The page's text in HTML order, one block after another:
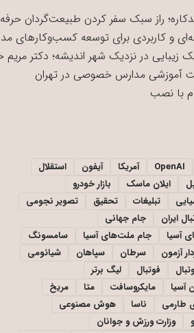
راز سبک سفر کردن طبیعت‌گردان
و کاربردی برای توسعه کسب‌وکارهای
زیبایی در نزدیک شهر اندیشه؛ دکتر مریم
آموزشی مدارس خصوصی در تهران
با نصب
OpenAI آمریکا آیفون
استقلال
ایلان ماسک
بازار خودرو
تبلیغات تحقیق
تصویر نجومی
ایران
جام جهانی
آسیا
جام ملت‌های آسیا
سامسونگ
آزمون سرطان سپاهان
شیائومی
فوتبال
لیگ برتر
آسیا
مایکروسافت متا
مریخ
طارمی ناسا
هوش مصنوعی
وزارت ورزش و جوانان